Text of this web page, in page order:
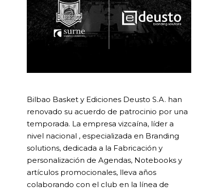
Bilbao Basket y Ediciones Deusto S.A. han
renovado su acuerdo de patrocinio por una
temporada. La empresa vizcaína, líder a
nivel nacional , especializada en Branding
solutions, dedicada a la Fabricación y
personalización de Agendas, Notebooks y
artículos promocionales, lleva años
colaborando con el club en la línea de